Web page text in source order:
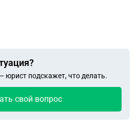
юрист подскажет, что делать.
свой вопрос